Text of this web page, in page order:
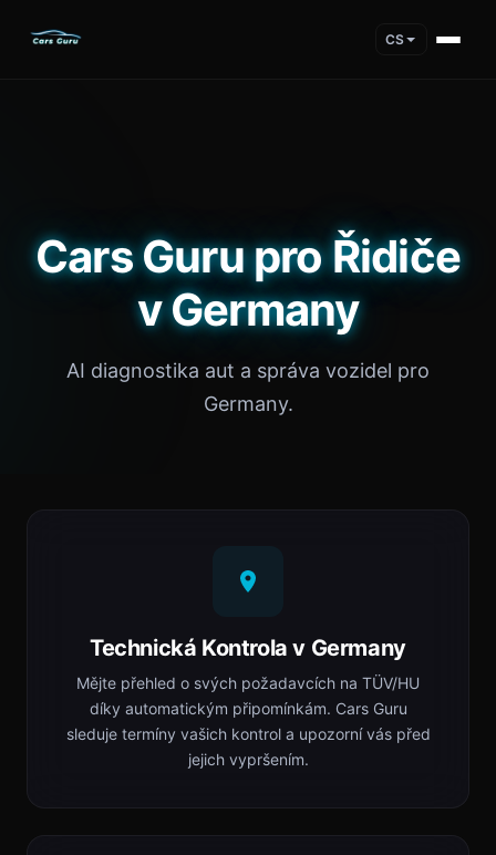
CS
Cars Guru pro Řidiče
v Germany
AI diagnostika aut a správa vozidel pro
Germany.
Technická Kontrola v Germany
Mějte přehled o svých požadavcích na TÜV/HU
díky automatickým připomínkám. Cars Guru
sleduje termíny vašich kontrol a upozorní vás před
jejich vypršením.